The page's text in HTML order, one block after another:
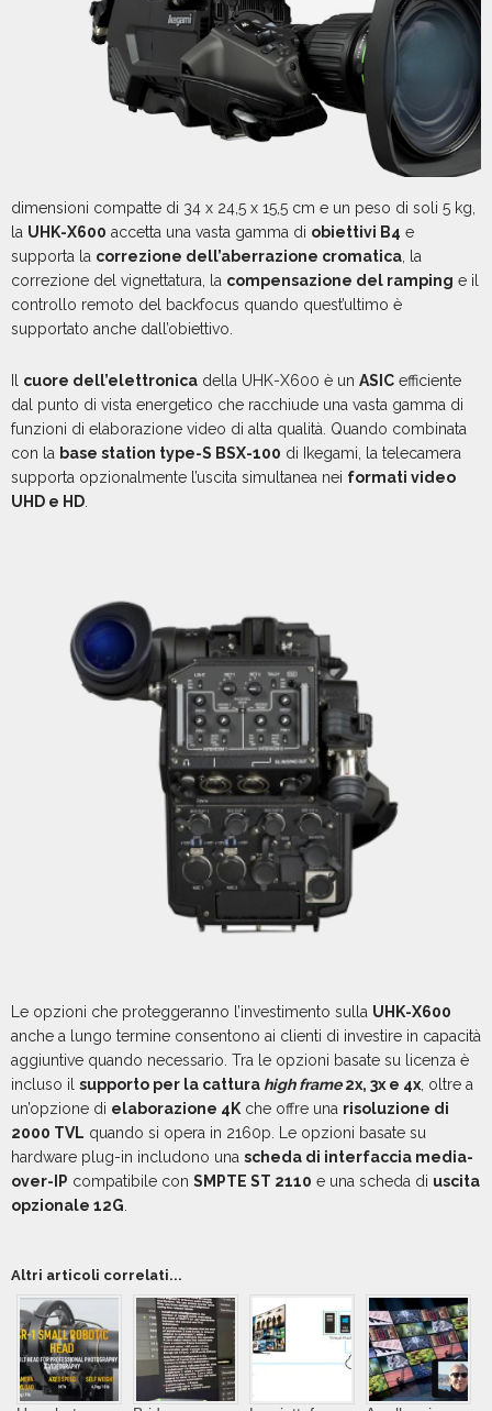
dimensioni compatte di 34 x 24,5 x 15,5 cm e un peso di soli 5 kg,
la UHK-X600 accetta una vasta gamma di obiettivi B4 e
supporta la correzione dell’aberrazione cromatica , la
correzione del vignettatura, la compensazione del ramping e il
controllo remoto del backfocus quando quest’ultimo è
supportato anche dall’obiettivo.
cuore dell’elettronica della UHK-X600 è un ASIC efficiente
dal punto di vista energetico che racchiude una vasta gamma di
funzioni di elaborazione video di alta qualità. Quando combinata
con la base station type-S BSX-100 di Ikegami, la telecamera
supporta opzionalmente l’uscita simultanea nei formati video
UHD e HD
Le opzioni che proteggeranno l’investimento sulla UHK-X600
anche a lungo termine consentono ai clienti di investire in capacità
aggiuntive quando necessario. Tra le opzioni basate su licenza è
incluso il supporto per la cattura high frame2x, 3x e 4x , oltre a
un’opzione di elaborazione 4K che offre una risoluzione di
2000 TVL quando si opera in 2160p. Le opzioni basate su
hardware plug-in includono una scheda di interfaccia media-
over-IP compatibile con SMPTE ST 2110 e una scheda di uscita
opzionale 12G
Altri articoli correlati...